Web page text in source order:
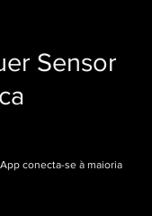
Sensor
conecta-se à maioria